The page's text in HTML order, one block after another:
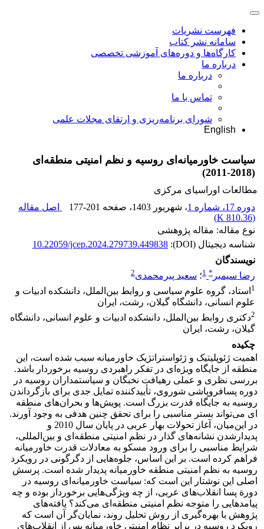
فهرست نشریات
سامانه نشر کتاب
کارگاه‌ها و دوره‌های آموزشی تخصصی
درباره ما
درباره ما
تماس با ما
شورای برنامه‌ریزی و ارتقای مجلات علمی
English
سیاست خاورمیانه‌ای روسیه و نظم امنیتی منطقه‌ای
(2018-2011)
مطالعات اوراسیای مرکزی
دوره 17، شماره 1
، شهریور 1403 ، صفحه 177-201
اصل مقاله
(
810.36 K
)
نوع مقاله: مقاله پژوهشی
شناسه دیجیتال (DOI):
10.22059/jcep.2024.279739.449838
نویسندگان
رضا سیمبر *
1؛ سعید پیرمحمدی2
1 استاد، گروه علوم سیاسی و روابط بین‌الملل، دانشکده ادبیات و
علوم انسانی، دانشگاه گیلان، رشت، ایران
2دکتری روابط بین‏‌الملل، دانشکده ادبیات و علوم انسانی، دانشگاه
گیلان، رشت، ایران
چکیده
اهمیت ژئوپلیتیک و ژئواستراتژیک خاورمیانه سبب شده است، این
منطقه از جایگاه ویژه‌­ای در تفکر راهبردی روسیه برخوردار باشد.
بررسی نظری و عملی رهیافت نخبگان و سیاستمداران روسیه در
دوره پسافروپاشی شوروی، تأیید‌کننده تمایل جدی برای بازگرداندن
روسیه به جایگاه قدرت بزرگ است. پویش‌­ها و بحران­‌های منطقه­‌
ای می‌­تواند بستر مناسبی را برای تحقق چنین هدفی به­ وجود آورند.
در این‌میان، آغاز تحولات بهار عربی در پایان سال 2010 و
پدیدارشدن نشانه‌­های گذار در نظم امنیتی منطقه­‌ای و بین‌­المللی،
شرایط مناسبی را برای ورود مسکو به معادلات قدرت خاورمیانه
فراهم‌ کرده‌ است. بر این ‌اساس، جلوه­‌هایی از دگرگونی در رویکرد
روسیه به نظم امنیتی منطقه خاورمیانه پدیدار شده است. پرسش
اصلی این نوشتار این است که: سیاست خاورمیانه‌­ای روسیه در
دورة پسا انقلاب‌های عربی، از چه ویژگی­‌هایی برخوردار بوده و چه
پیامدهایی را متوجه نظم امنیتی منطقه­‌ای می‌­کند؟ یافته­‌های
پژوهش با بهره‌­گیری از روش تحلیل روند، نمایان‌گر آن است که
رویکرد روسیه در برابر نظام امنیتی خاورمیانه پس از انقلاب‌های